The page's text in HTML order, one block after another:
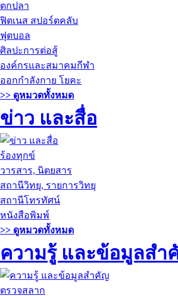
ตกปลา
ฟิตเนส สปอร์ตคลับ
ฟุตบอล
ศิลปะการต่อสู้
องค์กรและสมาคมกีฬา
ออกกำลังกาย โยคะ
>> ดูหมวดทั้งหมด
ข่าว และสื่อ
ร้องทุกข์
วารสาร, นิตยสาร
สถานีวิทยุ, รายการวิทยุ
สถานีโทรทัศน์
หนังสือพิมพ์
>> ดูหมวดทั้งหมด
ความรู้ และข้อมูลสำ
ตรวจสลาก